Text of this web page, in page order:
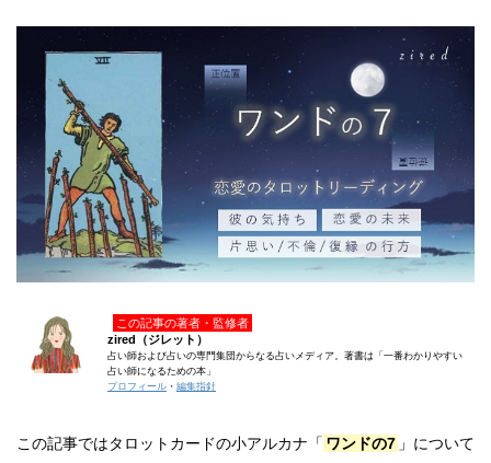
この記事の著者・監修者
zired（ジレット）
占い師および占いの専門集団からなる占いメディア。著書は「一番わかりやすい
占い師になるための本」
プロフィール ・ 編集指針
この記事ではタロットカードの小アルカナ「 ワンドの7 」について